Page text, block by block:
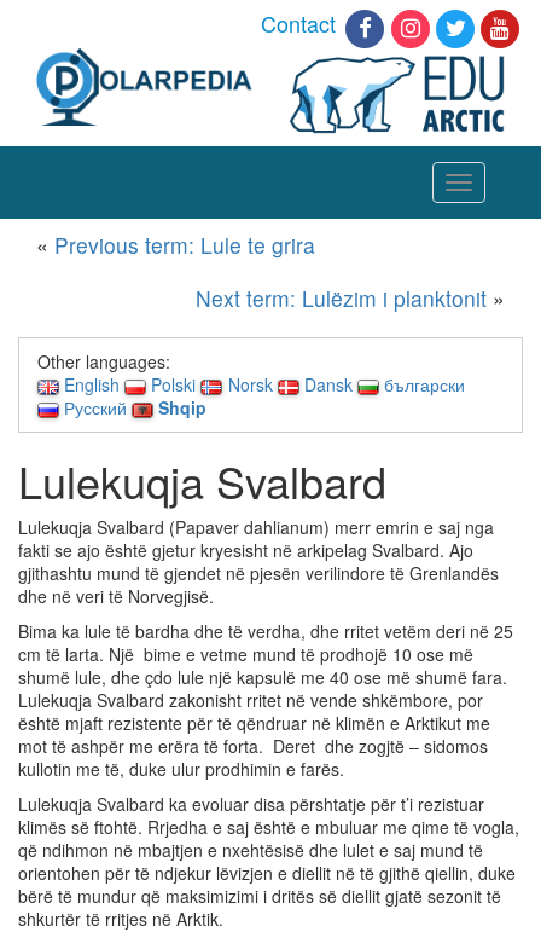
Contact
Toggle
navigation
« Previous term: Lule te grira
Next term: Lulëzim i planktonit »
Other languages:
English
Polski Norsk Dansk
български
Русский
Shqip
Lulekuqja Svalbard
Lulekuqja Svalbard (Papaver dahlianum) merr emrin e saj nga
fakti se ajo është gjetur kryesisht në arkipelag Svalbard. Ajo
gjithashtu mund të gjendet në pjesën verilindore të Grenlandës
dhe në veri të Norvegjisë.
Bima ka lule të bardha dhe të verdha, dhe rritet vetëm deri në 25
cm të larta. Një bime e vetme mund të prodhojë 10 ose më
shumë lule, dhe çdo lule një kapsulë me 40 ose më shumë fara.
Lulekuqja Svalbard zakonisht rritet në vende shkëmbore, por
është mjaft rezistente për të qëndruar në klimën e Arktikut me
mot të ashpër me erëra të forta. Deret dhe zogjtë – sidomos
kullotin me të, duke ulur prodhimin e farës.
Lulekuqja Svalbard ka evoluar disa përshtatje për t’i rezistuar
klimës së ftohtë. Rrjedha e saj është e mbuluar me qime të vogla,
që ndihmon në mbajtjen e nxehtësisë dhe lulet e saj mund të
orientohen për të ndjekur lëvizjen e diellit në të gjithë qiellin, duke
bërë të mundur që maksimizimi i dritës së diellit gjatë sezonit të
shkurtër të rritjes në Arktik.